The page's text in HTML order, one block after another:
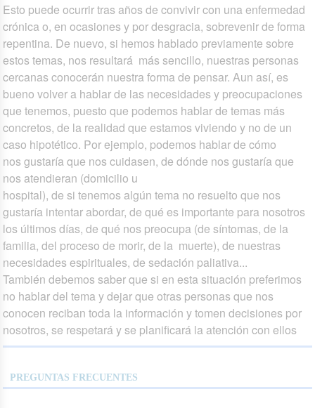
Esto puede ocurrir tras años de convivir con una enfermedad
crónica o, en ocasiones y por desgracia, sobrevenir de forma
repentina. De nuevo, si hemos hablado previamente sobre
estos temas, nos resultará más sencillo, nuestras personas
cercanas conocerán nuestra forma de pensar. Aun así, es
bueno volver a hablar de las necesidades y preocupaciones
que tenemos, puesto que podemos hablar de temas más
concretos, de la realidad que estamos viviendo y no de un
caso hipotético. Por ejemplo, podemos hablar de cómo
nos gustaría que nos cuidasen, de dónde nos gustaría que
nos atendieran (domicilio u
hospital), de si tenemos algún tema no resuelto que nos
gustaría intentar abordar, de qué es importante para nosotros
los últimos días, de qué nos preocupa (de síntomas, de la
familia, del proceso de morir, de la muerte), de nuestras
necesidades espirituales, de sedación paliativa...
También debemos saber que si en esta situación preferimos
no hablar del tema y dejar que otras personas que nos
conocen reciban toda la información y tomen decisiones por
nosotros, se respetará y se planificará la atención con ellos
PREGUNTAS FRECUENTES